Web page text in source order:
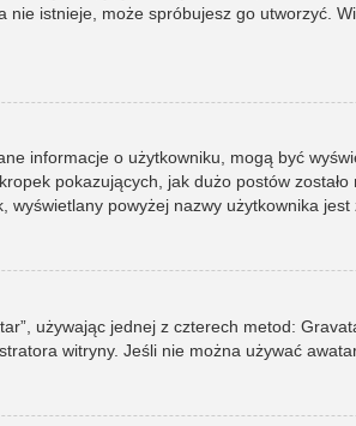
istnieje, może spróbujesz go utworzyć.
informacje o użytkowniku, mogą być
pokazujących, jak dużo postów
powyżej nazwy użytkownika
używając jednej z czterech metod:
witryny. Jeśli nie można używać